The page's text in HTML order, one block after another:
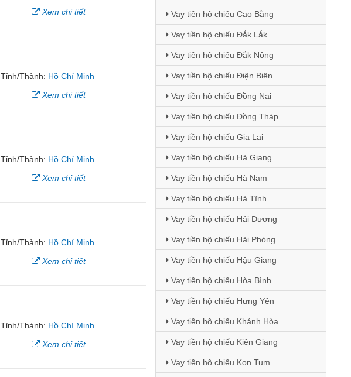
Xem chi tiết
Tỉnh/Thành: Hồ Chí Minh
Xem chi tiết
Tỉnh/Thành: Hồ Chí Minh
Xem chi tiết
Tỉnh/Thành: Hồ Chí Minh
Xem chi tiết
Tỉnh/Thành: Hồ Chí Minh
Xem chi tiết
Vay tiền hộ chiếu Cao Bằng
Vay tiền hộ chiếu Đắk Lắk
Vay tiền hộ chiếu Đắk Nông
Vay tiền hộ chiếu Điện Biên
Vay tiền hộ chiếu Đồng Nai
Vay tiền hộ chiếu Đồng Tháp
Vay tiền hộ chiếu Gia Lai
Vay tiền hộ chiếu Hà Giang
Vay tiền hộ chiếu Hà Nam
Vay tiền hộ chiếu Hà Tĩnh
Vay tiền hộ chiếu Hải Dương
Vay tiền hộ chiếu Hải Phòng
Vay tiền hộ chiếu Hậu Giang
Vay tiền hộ chiếu Hòa Bình
Vay tiền hộ chiếu Hưng Yên
Vay tiền hộ chiếu Khánh Hòa
Vay tiền hộ chiếu Kiên Giang
Vay tiền hộ chiếu Kon Tum